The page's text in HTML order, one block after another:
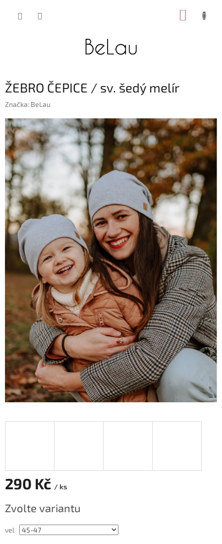
ŽEBRO ČEPICE / sv. šedý melír
Značka: BeLau
290 Kč / ks
cena:
Zvolte variantu
vel